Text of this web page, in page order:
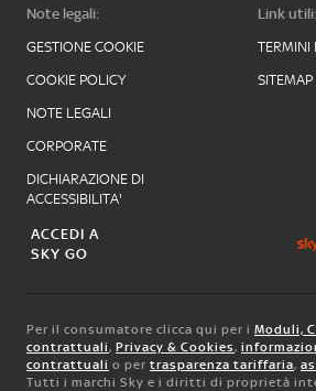
Note legali:
GESTIONE COOKIE
COOKIE POLICY
NOTE LEGALI
CORPORATE
DICHIARAZIONE DI
ACCESSIBILITA'
Link utili:
TERMINI
SITEMAP
ACCEDI A
SKY GO
Per il consumatore clicca qui per i Moduli,
contrattuali, Privacy & Cookies,
contrattuali o per trasparenza tariffaria,
Tutti i marchi Sky e i diritti di proprietà